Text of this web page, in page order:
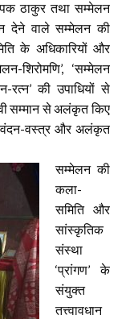
ठाकुर तथा सम्मेलन
देने वाले सम्मेलन की
के अधिकारियों और
शिरोमणि’, ‘सम्मेलन
रत्न’ की उपाधियों से
सम्मान से अलंकृत किए
वंदन-वस्त्र और अलंकृत
सम्मेलन की
कला-
समिति और
सांस्कृतिक
संस्था
‘प्रांगण’ के
संयुक्त
तत्त्वावधान